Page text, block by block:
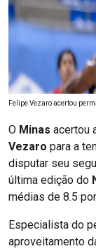
Felipe Vezaro acertou
O Minas acertou
Vezaro para a
disputar seu
última edição do
médias de 8.5
Especialista do
aproveitamento